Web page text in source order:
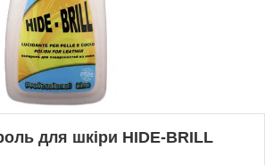
для шкіри HIDE-BRILL